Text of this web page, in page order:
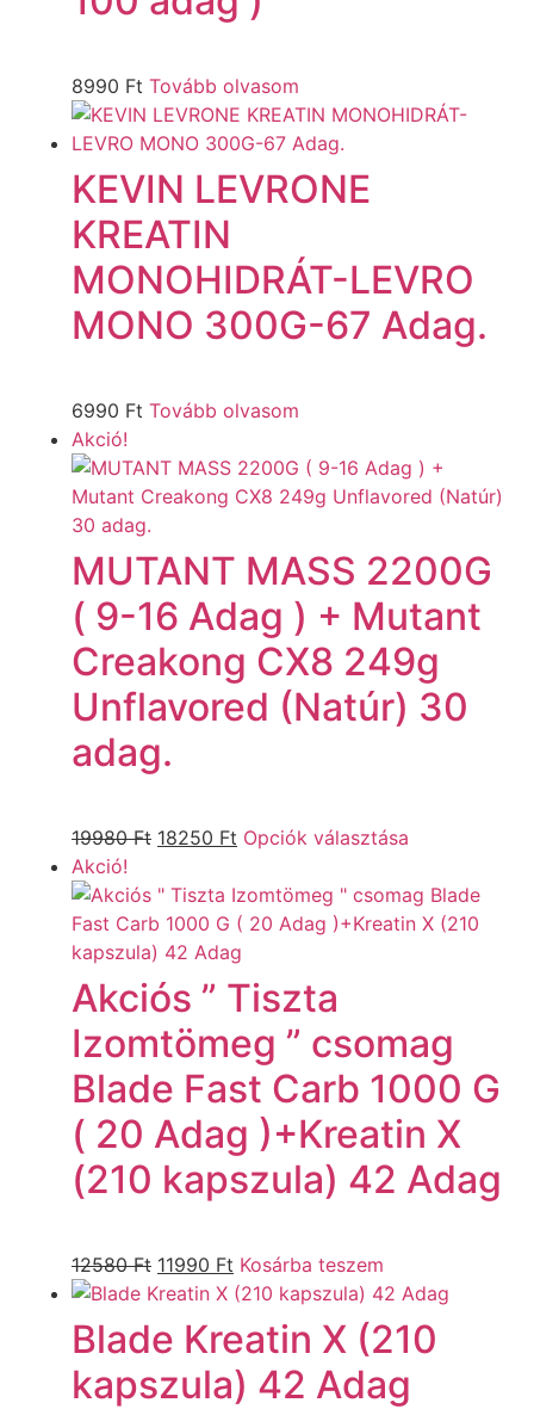
8990 Ft Tovább olvasom
KEVIN LEVRONE
KREATIN
MONOHIDRÁT-LEVRO
MONO 300G-67 Adag.
6990 Ft Tovább olvasom
Akció!
MUTANT MASS 2200G
( 9-16 Adag ) + Mutant
Creakong CX8 249g
Unflavored (Natúr) 30
adag.
19980Ft 18250 Ft Opciók választása
Akció!
Akciós ” Tiszta
Izomtömeg ” csomag
Blade Fast Carb 1000 G
( 20 Adag )+Kreatin X
(210 kapszula) 42 Adag
12580Ft 11990 Ft Kosárba teszem
Blade Kreatin X (210
kapszula) 42 Adag